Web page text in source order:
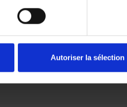
Autoriser la sélection
Vérifiez vos capacités de